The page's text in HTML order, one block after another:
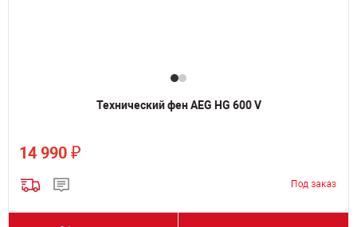
Технический фен AEG HG 600 V
14 990 ₽